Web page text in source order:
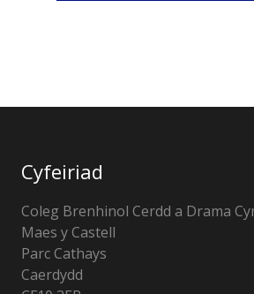
Cyfeiriad
Coleg Brenhinol Cerdd a Drama
Maes y Castell
Parc Cathays
Caerdydd